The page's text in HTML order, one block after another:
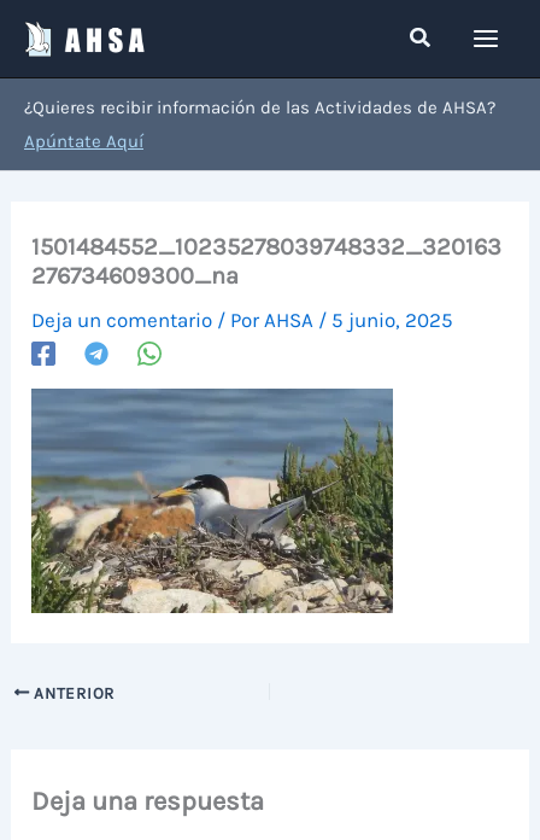
contenido
Buscar
¿Quieres recibir información de las Actividades de AHSA?
Apúntate Aquí
1501484552_10235278039748332_320163
276734609300_na
Deja un comentario / Por AHSA / 5 junio, 2025
ANTERIOR
Deja una respuesta